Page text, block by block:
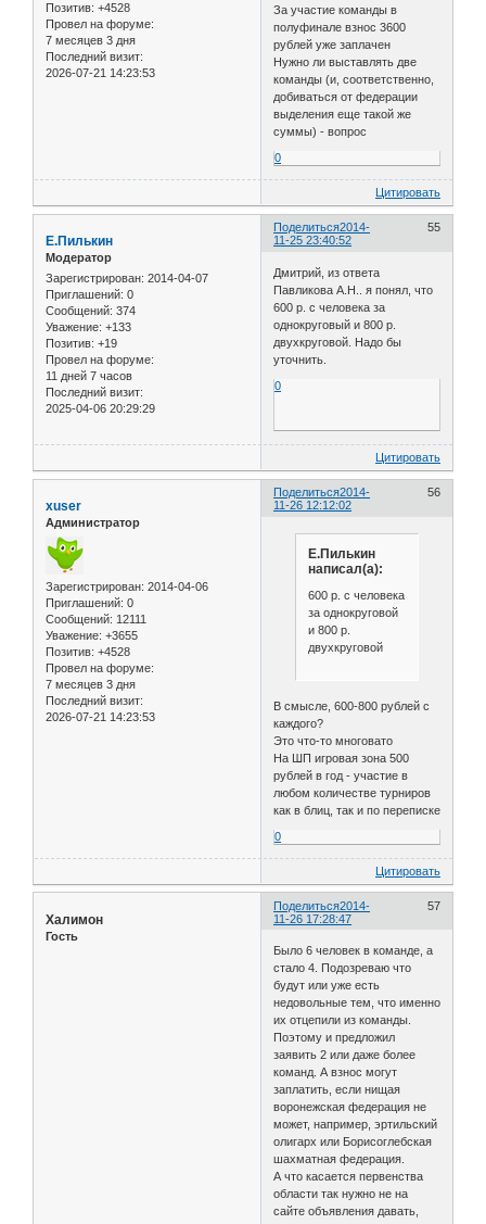
Позитив: +4528
Провел на форуме:
7 месяцев 3 дня
Последний визит:
2026-07-21 14:23:53
За участие команды в
полуфинале взнос 3600
рублей уже заплачен
Нужно ли выставлять две
команды (и, соответственно,
добиваться от федерации
выделения еще такой же
суммы) - вопрос
0
Цитировать
Поделиться 55
2014-
11-25 23:40:52
Е.Пилькин
Модератор
Зарегистрирован: 2014-04-07
Приглашений: 0
Сообщений: 374
Уважение: +133
Позитив: +19
Провел на форуме:
11 дней 7 часов
Последний визит:
2025-04-06 20:29:29
Дмитрий, из ответа
Павликова А.Н.. я понял, что
600 р. с человека за
однокруговый и 800 р.
двухкруговой. Надо бы
уточнить.
0
Цитировать
Поделиться 56
2014-
11-26 12:12:02
xuser
Администратор
Зарегистрирован: 2014-04-06
Приглашений: 0
Сообщений: 12111
Уважение: +3655
Позитив: +4528
Провел на форуме:
7 месяцев 3 дня
Последний визит:
2026-07-21 14:23:53
Е.Пилькин
написал(а):
600 р. с человека
за однокруговой
и 800 р.
двухкруговой
В смысле, 600-800 рублей с
каждого?
Это что-то многовато
На ШП игровая зона 500
рублей в год - участие в
любом количестве турниров
как в блиц, так и по переписке
0
Цитировать
Поделиться 57
2014-
11-26 17:28:47
Халимон
Гость
Было 6 человек в команде, а
стало 4. Подозреваю что
будут или уже есть
недовольные тем, что именно
их отцепили из команды.
Поэтому и предложил
заявить 2 или даже более
команд. А взнос могут
заплатить, если нищая
воронежская федерация не
может, например, эртильский
олигарх или Борисоглебская
шахматная федерация.
А что касается первенства
области так нужно не на
сайте объявления давать,